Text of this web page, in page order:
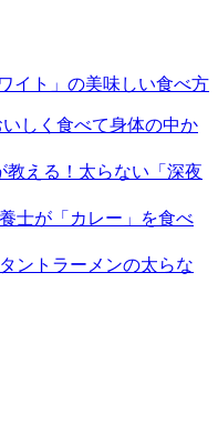
イト」の美味しい食べ方
いしく食べて身体の中か
教える！太らない「深夜
士が「カレー」を食べ
ントラーメンの太らな